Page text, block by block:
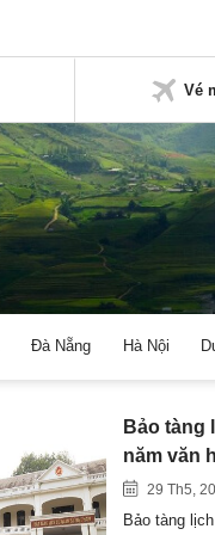
Vé
Đà Nẵng Hà Nội
Bảo tàng
năm văn
29 Th5,
Bảo tàng